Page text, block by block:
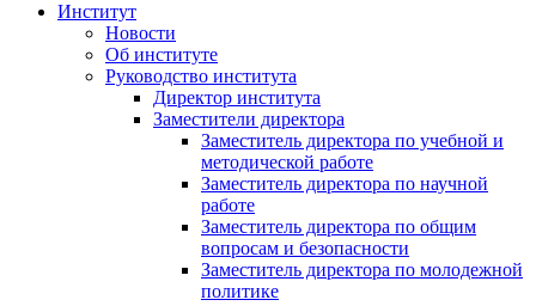
Институт
Новости
Об институте
Руководство института
Директор института
Заместители директора
Заместитель директора по учебной и
методической работе
Заместитель директора по научной
работе
Заместитель директора по общим
вопросам и безопасности
Заместитель директора по молодежной
политике